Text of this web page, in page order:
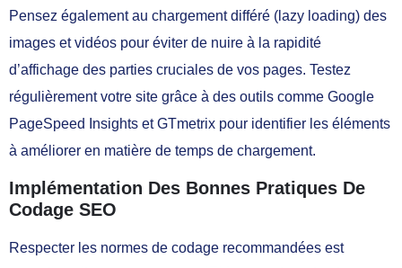
Pensez également au chargement différé (lazy loading) des
images et vidéos pour éviter de nuire à la rapidité
d’affichage des parties cruciales de vos pages. Testez
régulièrement votre site grâce à des outils comme Google
PageSpeed Insights et GTmetrix pour identifier les éléments
à améliorer en matière de temps de chargement.
Implémentation Des Bonnes Pratiques De
Codage SEO
Respecter les normes de codage recommandées est